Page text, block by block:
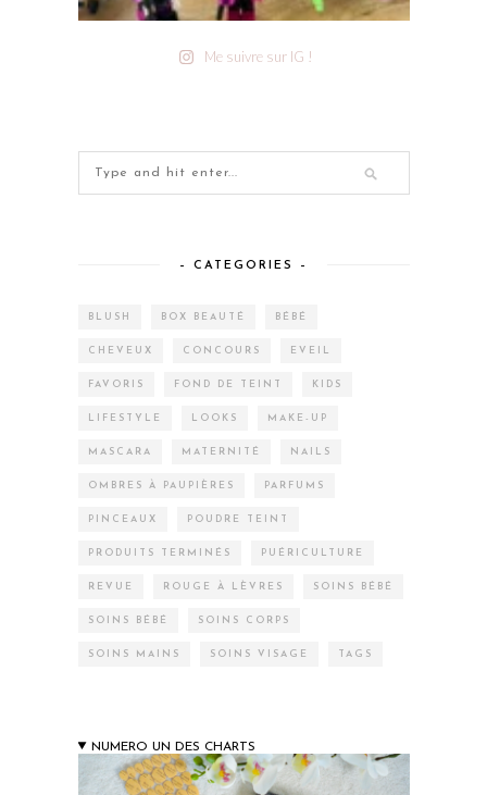
Me suivre sur IG !
– CATEGORIES –
BLUSH BOX BEAUTÉ BÉBÉ
CHEVEUX CONCOURS EVEIL
FAVORIS FOND DE TEINT KIDS
LIFESTYLE LOOKS MAKE-UP
MASCARA MATERNITÉ NAILS
OMBRES À PAUPIÈRES PARFUMS
PINCEAUX POUDRE TEINT
PRODUITS TERMINÉS PUÉRICULTURE
REVUE ROUGE À LÈVRES SOINS BÉBÉ
SOINS BÉBÉ SOINS CORPS
SOINS MAINS SOINS VISAGE TAGS
NUMERO UN DES CHARTS